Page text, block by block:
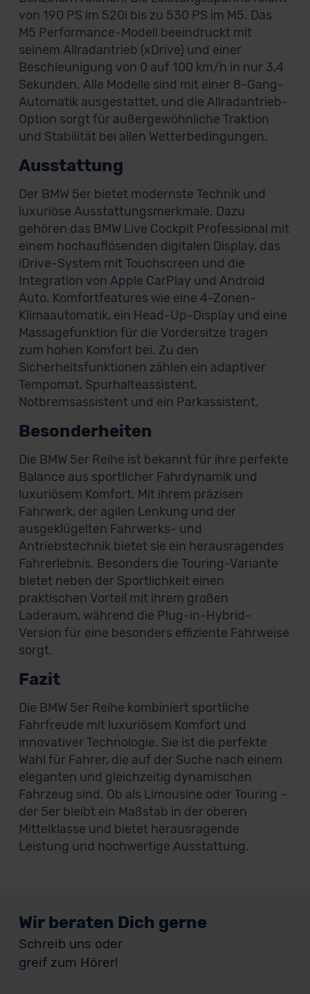
von 190 PS im 520i bis zu 530 PS im M5. Das
M5 Performance-Modell beeindruckt mit
seinem Allradantrieb (xDrive) und einer
Beschleunigung von 0 auf 100 km/h in nur 3,4
Sekunden. Alle Modelle sind mit einer 8-Gang-
Automatik ausgestattet, und die Allradantrieb-
Option sorgt für außergewöhnliche Traktion
und Stabilität bei allen Wetterbedingungen.
Ausstattung
Der BMW 5er bietet modernste Technik und
luxuriöse Ausstattungsmerkmale. Dazu
gehören das BMW Live Cockpit Professional mit
einem hochauflösenden digitalen Display, das
iDrive-System mit Touchscreen und die
Integration von Apple CarPlay und Android
Auto. Komfortfeatures wie eine 4-Zonen-
Klimaautomatik, ein Head-Up-Display und eine
Massagefunktion für die Vordersitze tragen
zum hohen Komfort bei. Zu den
Sicherheitsfunktionen zählen ein adaptiver
Tempomat, Spurhalteassistent,
Notbremsassistent und ein Parkassistent.
Besonderheiten
Die BMW 5er Reihe ist bekannt für ihre perfekte
Balance aus sportlicher Fahrdynamik und
luxuriösem Komfort. Mit ihrem präzisen
Fahrwerk, der agilen Lenkung und der
ausgeklügelten Fahrwerks- und
Antriebstechnik bietet sie ein herausragendes
Fahrerlebnis. Besonders die Touring-Variante
bietet neben der Sportlichkeit einen
praktischen Vorteil mit ihrem großen
Laderaum, während die Plug-in-Hybrid-
Version für eine besonders effiziente Fahrweise
sorgt.
Fazit
Die BMW 5er Reihe kombiniert sportliche
Fahrfreude mit luxuriösem Komfort und
innovativer Technologie. Sie ist die perfekte
Wahl für Fahrer, die auf der Suche nach einem
eleganten und gleichzeitig dynamischen
Fahrzeug sind. Ob als Limousine oder Touring –
der 5er bleibt ein Maßstab in der oberen
Mittelklasse und bietet herausragende
Leistung und hochwertige Ausstattung.
Wir beraten Dich gerne
Schreib uns oder
greif zum Hörer!